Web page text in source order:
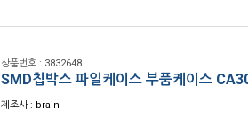
상품번호 : 3832648
SMD칩박스 파일케이스 부품케이스
제조사 : brain